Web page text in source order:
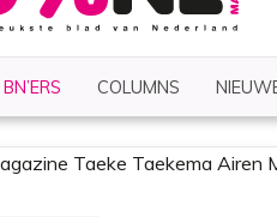
BN’ERS COLUMNS